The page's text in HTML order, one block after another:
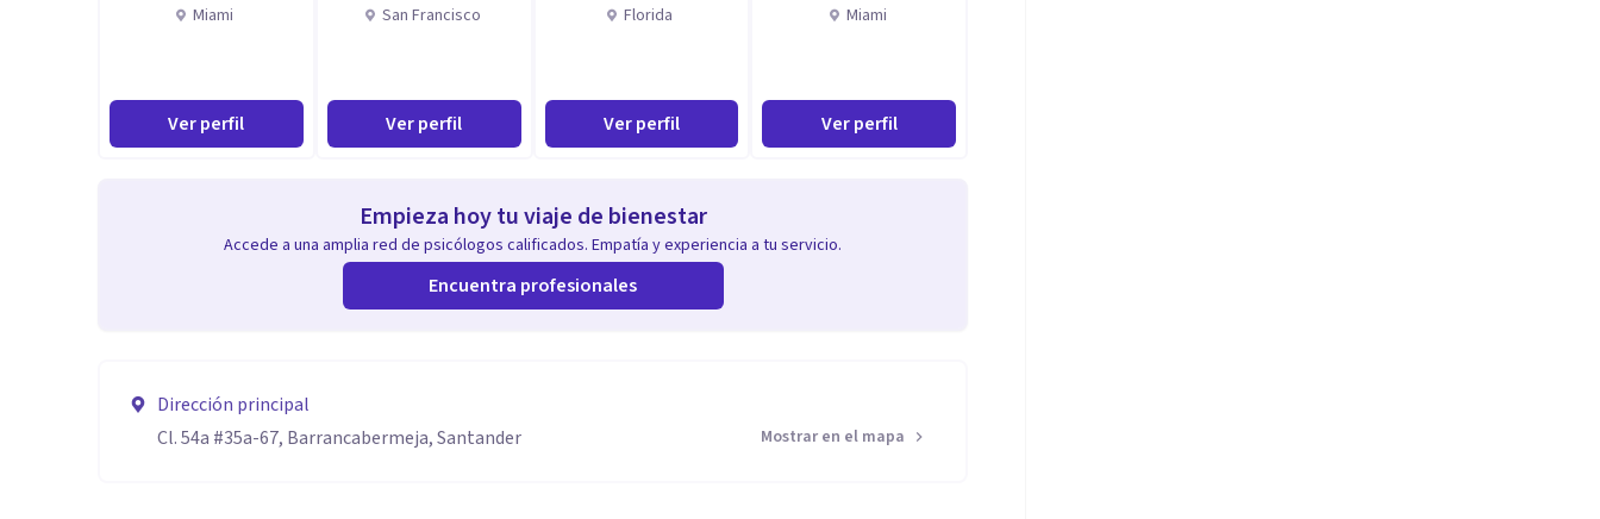
Miami
Ver perfil
San Francisco
Ver perfil
Florida
Ver perfil
Miami
Ver perfil
Empieza hoy tu viaje de bienestar
Accede a una amplia red de psicólogos calificados. Empatía y experiencia a tu servicio.
Encuentra profesionales
Dirección principal
Cl. 54a #35a-67, Barrancabermeja, Santander
Mostrar en el mapa